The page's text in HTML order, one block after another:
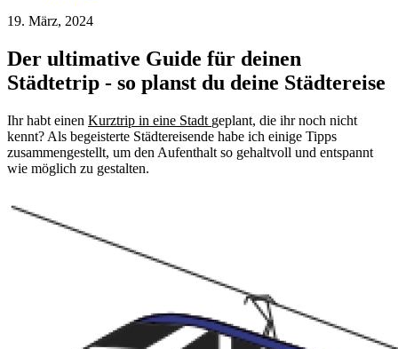
19. März, 2024
Der ultimative Guide für deinen
Städtetrip - so planst du deine Städtereise
Ihr habt einen Kurztrip in eine Stadt geplant, die ihr noch nicht
kennt? Als begeisterte Städtereisende habe ich einige Tipps
zusammengestellt, um den Aufenthalt so gehaltvoll und entspannt
wie möglich zu gestalten.